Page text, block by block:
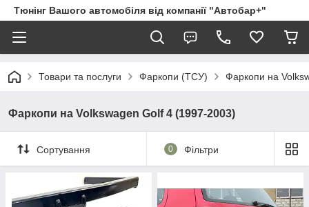
Тюнінг Вашого автомобіля від компанії "Автобар+"
Товари та послуги Фаркопи (ТСУ) Фаркопи на
Фаркопи на Volkswagen Golf 4 (1997-2003)
Сортування 0 Фільтри